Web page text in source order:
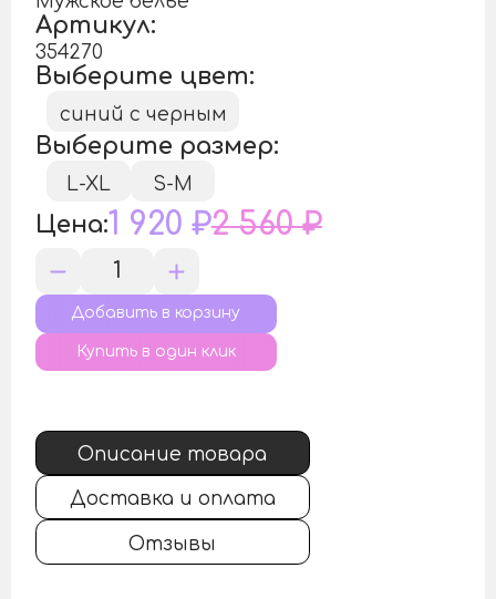
Артикул:
354270
Выберите цвет:
синий с черным
Выберите размер:
L-XL S-M
Цена:1 920 ₽2 560 ₽
Купить в один клик
Описание товара
Доставка и оплата
Отзывы